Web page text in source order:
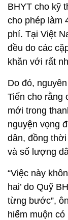
BHYT cho kỹ
cho phép làm
phí. Tại Việt
đều do các
khăn với rất
Do đó,
Tiến cho rằng
mới trong
nguyện vọng
dân, đồng
và số lượng
“Việc này
hai’ do Quỹ
từng bước”,
hiếm muộn